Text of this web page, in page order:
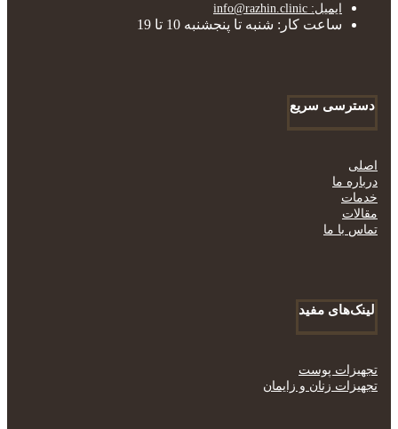
ایمیل: info@razhin.clinic
ساعت کار: شنبه تا پنجشنبه 10 تا 19
دسترسی سریع
اصلی
درباره ما
خدمات
مقالات
تماس با ما
لینک‌های مفید
تجهیزات پوست
تجهیزات زنان و زایمان